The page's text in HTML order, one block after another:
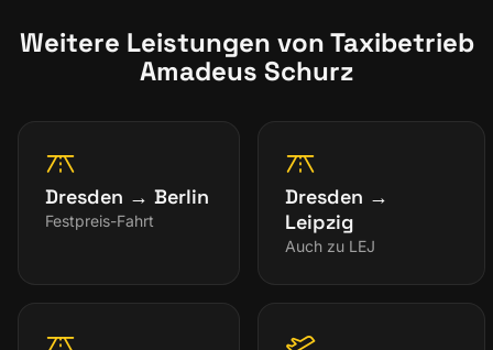
Weitere Leistungen von Taxibetrieb
Amadeus Schurz
Dresden → Berlin
Festpreis-Fahrt
Dresden →
Leipzig
Auch zu LEJ